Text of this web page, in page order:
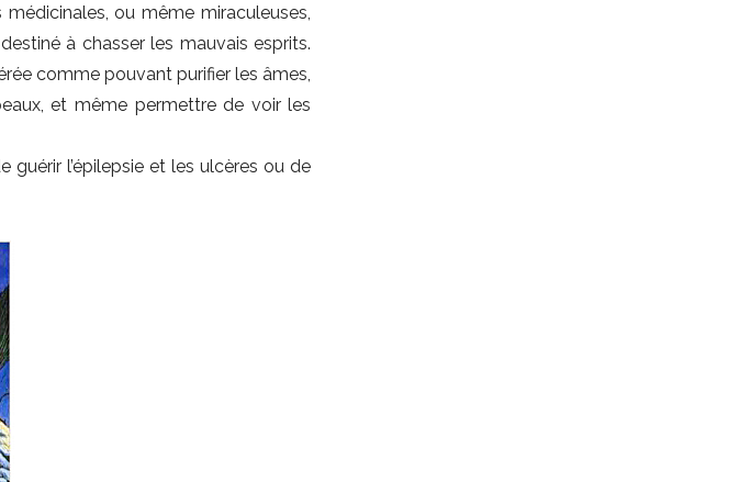
ou même miraculeuses,
à chasser les mauvais esprits.
comme pouvant purifier les âmes,
et même permettre de voir les
l’épilepsie et les ulcères ou de